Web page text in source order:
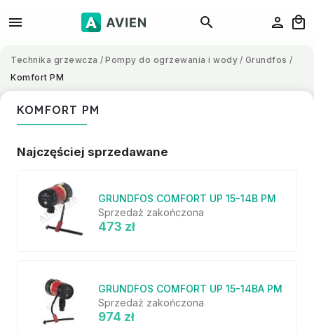
Technika grzewcza / Pompy do ogrzewania i wody / Grundfos /
Komfort PM
KOMFORT PM
Najczęściej sprzedawane
GRUNDFOS COMFORT UP 15-14B PM
Sprzedaż zakończona
473 zł
GRUNDFOS COMFORT UP 15-14BA PM
Sprzedaż zakończona
974 zł